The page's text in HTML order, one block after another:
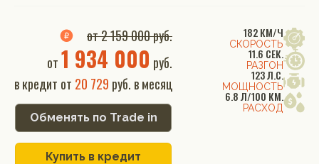
182 КМ/Ч
СКОРОСТЬ
11.6 СЕК.
РАЗГОН
123 Л.С.
МОЩНОСТЬ
6.8 Л/100 КМ.
РАСХОД
от 2 159 000 руб.
от1 934 000 руб.
в кредит от 20 729 руб. в месяц
Обменять по Trade in
Купить в кредит